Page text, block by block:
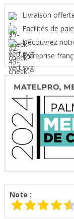
Livraison
Facilités de
Découvrez
Entreprise
Note :